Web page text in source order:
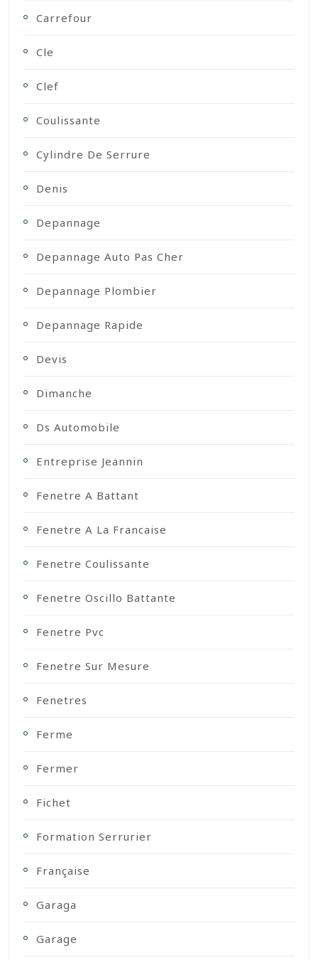
Carrefour
Cle
Clef
Coulissante
Cylindre De Serrure
Denis
Depannage
Depannage Auto Pas Cher
Depannage Plombier
Depannage Rapide
Devis
Dimanche
Ds Automobile
Entreprise Jeannin
Fenetre A Battant
Fenetre A La Francaise
Fenetre Coulissante
Fenetre Oscillo Battante
Fenetre Pvc
Fenetre Sur Mesure
Fenetres
Ferme
Fermer
Fichet
Formation Serrurier
Française
Garaga
Garage